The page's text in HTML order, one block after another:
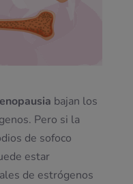
bajan los
Pero si la
de sofoco
estar
de estrógenos